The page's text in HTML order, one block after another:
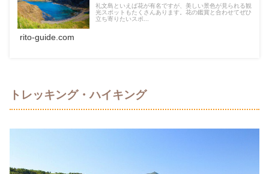
礼文島といえば花が有名ですが、美しい景色が見られる観
光スポットもたくさんあります。花の鑑賞と合わせてぜひ
立ち寄りたいスポ...
rito-guide.com
トレッキング・ハイキング